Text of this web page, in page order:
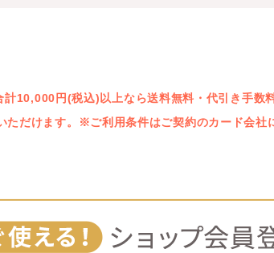
10,000円(税込)以上なら送料無料・代引き手数
ただけます。※ご利用条件はご契約のカード会社